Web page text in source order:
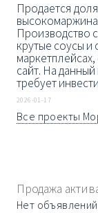
Продается
Производство
крутые соусы и
сайт. На
требует
2026-01-17
Все проекты
Продажа
Нет объявлений